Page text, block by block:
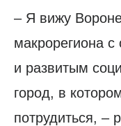
– Я вижу
макрорегиона с
и развитым
город, в
потрудиться, –